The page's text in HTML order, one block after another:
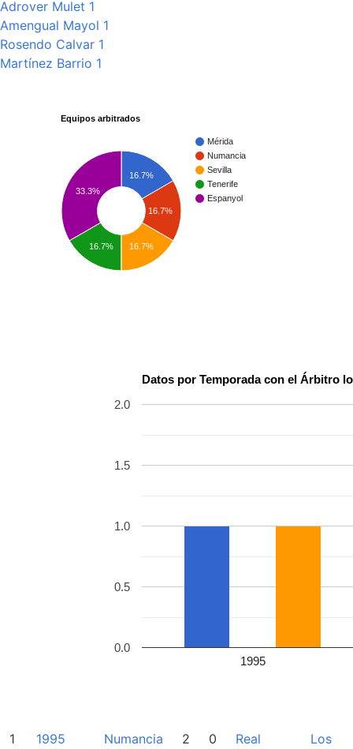
Adrover Mulet 1
Amengual Mayol 1
Rosendo Calvar 1
Martínez Barrio 1
Equipos arbitrados
Mérida
Numancia
Sevilla
Tenerife
Espanyol
16.7%
16.7%
33.3%
16.7% 16.7%
Datos por Temporada con el Árbitro
1995
0.0
0.5
1.0
1.5
2.0
1
1995
Numancia 2 0
Real
Los